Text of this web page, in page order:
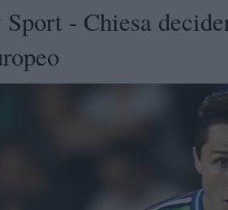
Sport - Chiesa